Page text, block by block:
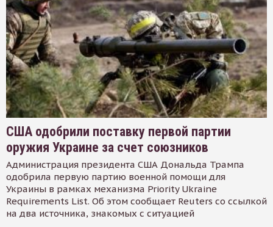
США одобрили поставку первой партии
оружия Украине за счет союзников
Администрация президента США Дональда Трампа
одобрила первую партию военной помощи для
Украины в рамках механизма Priority Ukraine
Requirements List. Об этом сообщает Reuters со ссылкой
на два источника, знакомых с ситуацией